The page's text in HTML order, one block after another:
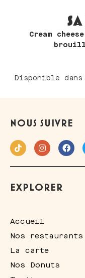
Cream
Disponible
NOUS SUIVRE
EXPLORER
Accueil
Nos restaurants
La carte
Nos Donuts